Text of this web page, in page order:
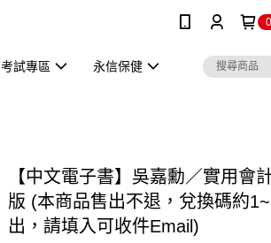
0
考試專區 永信保健
【中文電子書】吳嘉勳／實用會
版 (本商品售出不退，兌換碼約
出，請填入可收件Email)